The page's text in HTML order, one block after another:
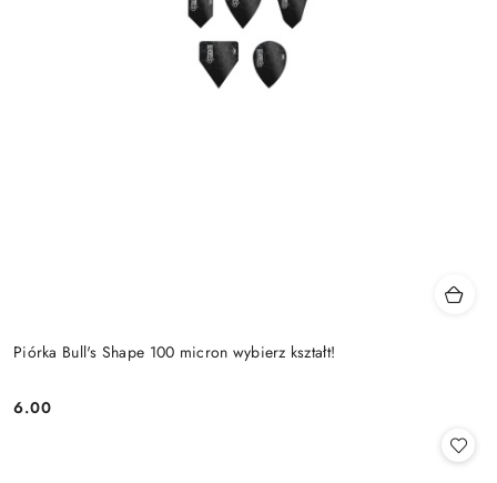
Piórka Bull's Shape 100 micron wybierz kształt!
Cena:
6.00